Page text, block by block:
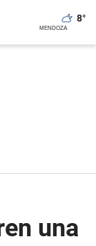
8°
una